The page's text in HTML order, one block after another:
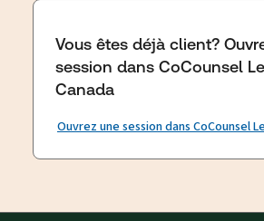
Vous êtes déjà client?
session dans CoCounsel
Canada
Ouvrez une session dans CoCounsel